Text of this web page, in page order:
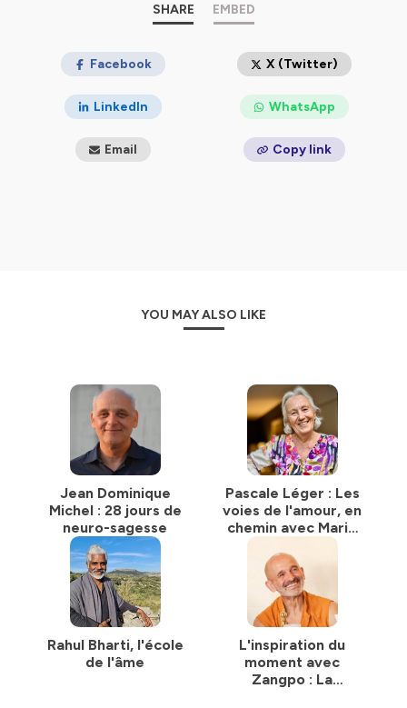
pour plus d'informations.
SHARE EMBED
Facebook X (Twitter)
LinkedIn WhatsApp
Email Copy link
YOU MAY ALSO LIKE
Jean Dominique
Michel : 28 jours de
neuro-sagesse
Pascale Léger : Les
voies de l'amour, en
chemin avec Marie
Madeleine et les
amis de Jésus
Rahul Bharti, l'école
de l'âme
L'inspiration du
moment avec
Zangpo : La